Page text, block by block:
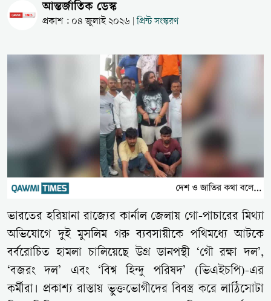
আন্তর্জাতিক ডেস্ক
প্রকাশ : ০৪ জুলাই ২০২৬ প্রিন্ট সংস্করণ
ভারতের হরিয়ানা রাজ্যের কার্নাল জেলায় গো-পাচারের মিথ্যা
অভিযোগে দুই মুসলিম গরু ব্যবসায়ীকে পথিমধ্যে আটকে
বর্বরোচিত হামলা চালিয়েছে উগ্র ডানপন্থী ‘গৌ রক্ষা দল’,
‘বজরং দল’ এবং ‘বিশ্ব হিন্দু পরিষদ’ (ভিএইচপি)-এর
কর্মীরা। প্রকাশ্য রাস্তায় ভুক্তভোগীদের বিবস্ত্র করে লাঠিসোটা